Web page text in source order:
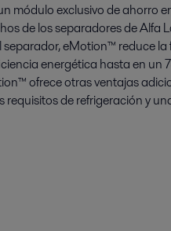
módulo exclusivo de ahorro
de los separadores de Alfa
eMotion™ reduce
energética hasta en un
ofrece otras ventajas
requisitos de refrigeración y